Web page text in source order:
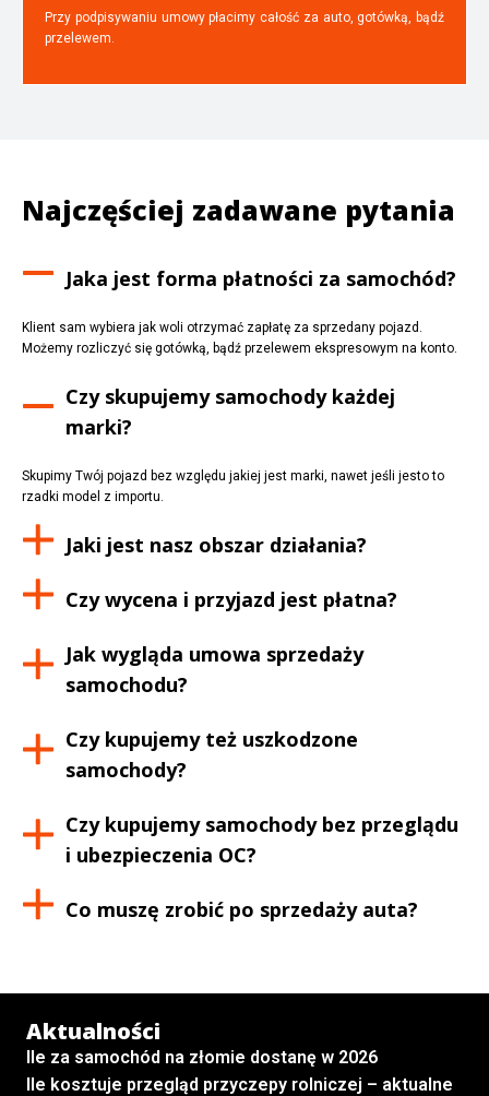
Przy podpisywaniu umowy płacimy całość za auto, gotówką, bądź
przelewem.
Najczęściej zadawane pytania
Jaka jest forma płatności za samochód?
Klient sam wybiera jak woli otrzymać zapłatę za sprzedany pojazd.
Możemy rozliczyć się gotówką, bądź przelewem ekspresowym na konto.
Czy skupujemy samochody każdej
marki?
Skupimy Twój pojazd bez względu jakiej jest marki, nawet jeśli jesto to
rzadki model z importu.
Jaki jest nasz obszar działania?
Czy wycena i przyjazd jest płatna?
Jak wygląda umowa sprzedaży
samochodu?
Czy kupujemy też uszkodzone
samochody?
Czy kupujemy samochody bez przeglądu
i ubezpieczenia OC?
Co muszę zrobić po sprzedaży auta?
Aktualności
Ile za samochód na złomie dostanę w 2026
Ile kosztuje przegląd przyczepy rolniczej – aktualne